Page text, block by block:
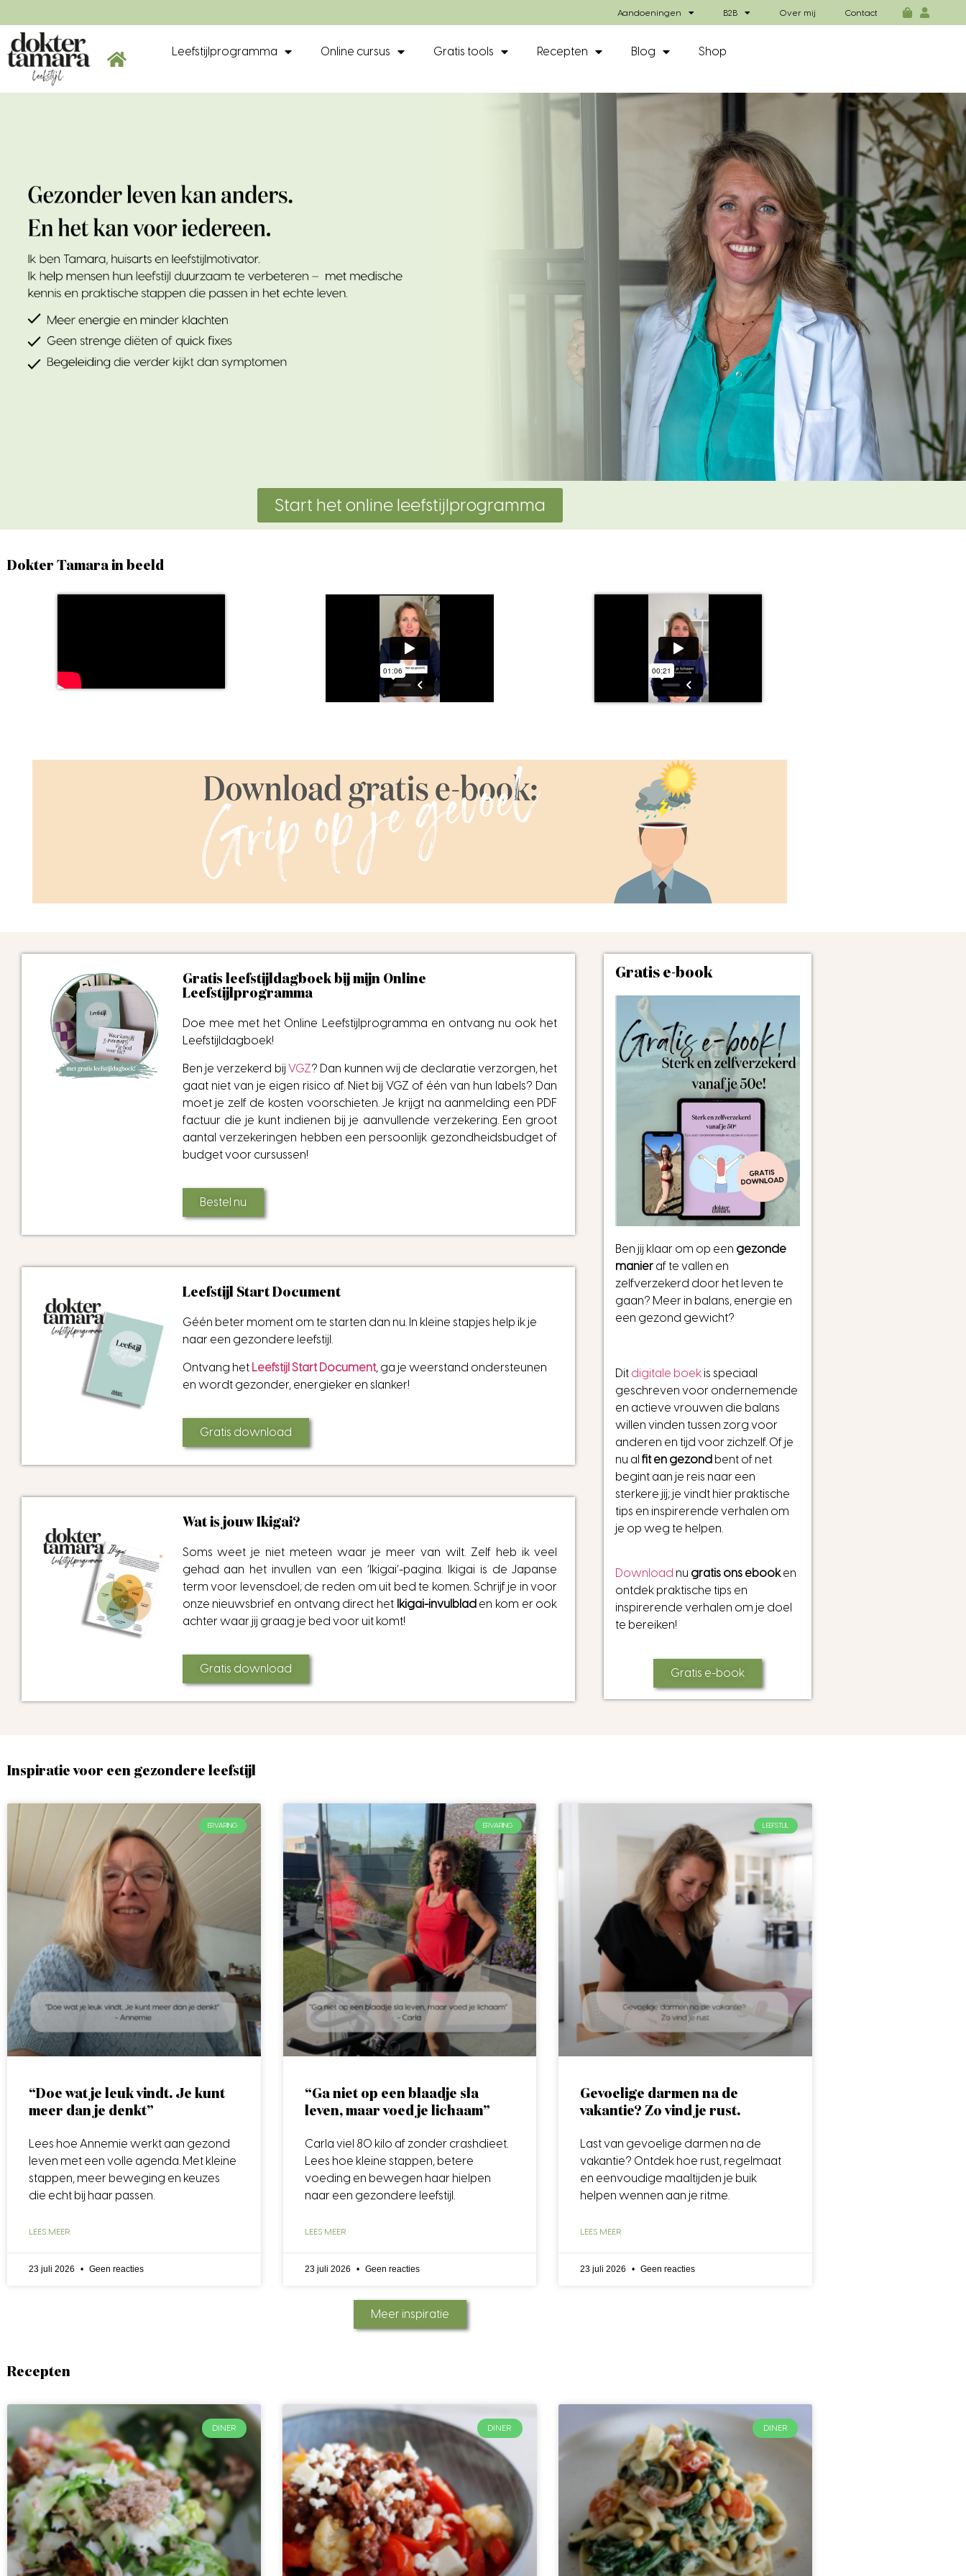
Aandoeningen B2B Over mij Contact
Leefstijlprogramma Online cursus Gratis tools Recepten Blog Shop
Start het online leefstijlprogramma
Dokter Tamara in beeld
Gratis leefstijldagboek bij mijn Online
Leefstijlprogramma
Doe mee met het Online Leefstijlprogramma en ontvang nu ook het
Leefstijldagboek!
Ben je verzekerd bij VGZ? Dan kunnen wij de declaratie verzorgen, het
gaat niet van je eigen risico af. Niet bij VGZ of één van hun labels? Dan
moet je zelf de kosten voorschieten. Je krijgt na aanmelding een PDF
factuur die je kunt indienen bij je aanvullende verzekering. Een groot
aantal verzekeringen hebben een persoonlijk gezondheidsbudget of
budget voor cursussen!
Bestel nu
Leefstijl Start Document​
Géén beter moment om te starten dan nu. In kleine stapjes help ik je
naar een gezondere leefstijl.
Ontvang het Leefstijl Start Document, ga je weerstand ondersteunen
en wordt gezonder, energieker en slanker!
Gratis download
Wat is jouw Ikigai?
Soms weet je niet meteen waar je meer van wilt. Zelf heb ik veel
gehad aan het invullen van een ‘Ikigai’-pagina. Ikigai is de Japanse
term voor levensdoel; de reden om uit bed te komen. Schrijf je in voor
onze nieuwsbrief en ontvang direct het Ikigai-invulbladen kom er ook
achter waar jij graag je bed voor uit komt!
Gratis download
Gratis e-book
Ben jij klaar om op een gezonde
manier af te vallen en
zelfverzekerd door het leven te
gaan? Meer in balans, energie en
een gezond gewicht?
Dit digitale boek is speciaal
geschreven voor ondernemende
en actieve vrouwen die balans
willen vinden tussen zorg voor
anderen en tijd voor zichzelf. Of je
nu alfit en gezond bent of net
begint aan je reis naar een
sterkere jij; je vindt hier praktische
tips en inspirerende verhalen om
je op weg te helpen.
Download nu gratis ons ebooken
ontdek praktische tips en
inspirerende verhalen om je doel
te bereiken!
Gratis e-book
Inspiratie voor een gezondere leefstijl
ERVARING
“Doe wat je leuk vindt. Je kunt
meer dan je denkt”
Lees hoe Annemie werkt aan gezond
leven met een volle agenda. Met kleine
stappen, meer beweging en keuzes
die echt bij haar passen.
LEES MEER
23 juli 2026 Geen reacties
ERVARING
“Ga niet op een blaadje sla
leven, maar voed je lichaam”
Carla viel 80 kilo af zonder crashdieet.
Lees hoe kleine stappen, betere
voeding en bewegen haar hielpen
naar een gezondere leefstijl.
LEES MEER
23 juli 2026 Geen reacties
LEEFSTIJL
Gevoelige darmen na de
vakantie? Zo vind je rust.
Last van gevoelige darmen na de
vakantie? Ontdek hoe rust, regelmaat
en eenvoudige maaltijden je buik
helpen wennen aan je ritme.
LEES MEER
23 juli 2026 Geen reacties
Meer inspiratie
Recepten
DINER DINER DINER